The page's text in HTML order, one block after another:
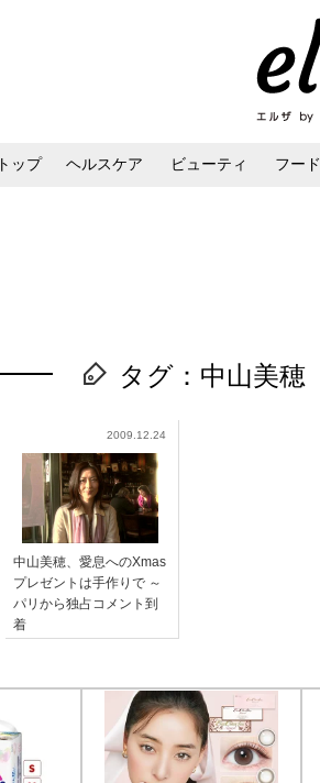
トップ ヘルスケア ビューティ フード
タグ：中山美穂
2009.12.24
中山美穂、愛息へのXmas
プレゼントは手作りで ～
パリから独占コメント到
着